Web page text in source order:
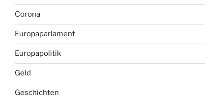
Corona
Europaparlament
Europapolitik
Geld
Geschichten